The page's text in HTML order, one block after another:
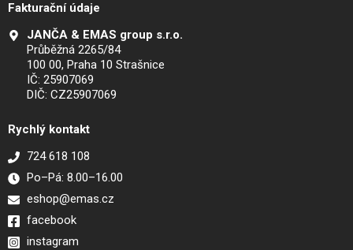
Fakturační údaje
JANČA & EMAS group s.r.o.
Průběžná 2265/84
100 00, Praha 10 Strašnice
IČ: 25907069
DIČ: CZ25907069
Rychlý kontakt
724 618 108
Po–Pá: 8.00–16.00
eshop@emas.cz
facebook
instagram